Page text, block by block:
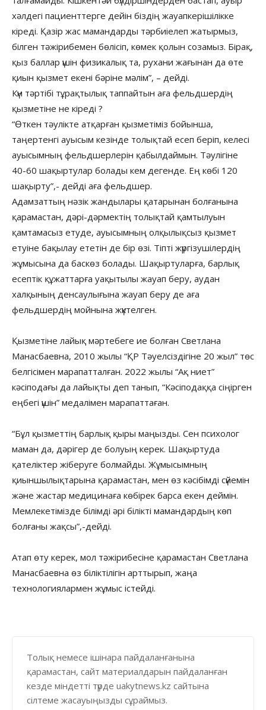
хәлдегі пациенттерге дейін біздің жауапкерішілікке
кіреді. Қазір жас мамандарды тәрбиіелеп жатырмыз,
білген тәжірибемен бөлісіп, көмек қолын созамыз. Бірақ,
қыз баллар үшін физикалық та, рухани жағынан да өте
қиын қызмет екені бәріне мәлім”, – дейді.
Күн тәртібі тұрақтылық таппайтын аға фельдшердің
қызметіне не кіреді ?
“Өткен тәулікте атқарған қызметіміз бойынша,
таңертенгі ауысым кезінде толықтай есеп беріп, келесі
ауысымның фельдшерлерін қабылдаймын. Тәулігіне
40-60 шақыртулар болады кем дегенде. Ең көбі 120
шақырту”,- дейді аға фельдшер.
Адамзаттың нәзік жандылары қатарынан болғанына
қарамастан, дәрі-дәрмектің толықтай қамтылуын
қамтамасыз етуде, ауысымның олқылықсыз қызмет
етуіне бақылау ететін де бір өзі. Тіпті жүргізушілердің
жұмысына да баскөз болады. Шақыртуларға, барлық
есептік құжаттарға уақытылы жауап беру, аудан
халқының денсаулығына жауап беру де аға
фельдшердің мойнына жүктелген.
Қызметіне лайық мәртебеге ие болған Светлана
Манасбаевна, 2010 жылы “ҚР Тәуелсіздігіне 20 жыл” төс
белгісімен марапатталған. 2022 жылы “Ақ ниет”
кәсіподағы да лайықты деп танып, “Кәсіподаққа сіңірген
еңбегі үшін” медалімен марапаттаған.
“Бұл қызметтің барлық қыры маңызды. Сен психолог
маман да, дәрігер де болуың керек. Шақыртуда
қателіктер жіберуге болмайды. Жұмысымның
қиыншылықтарына қарамастан, мен өз кәсібімді сүйемін
және жастар медицинаға көбірек барса екен деймін.
Мемлекетімізде білімді әрі білікті мамандардың көп
болғаны жақсы”,-дейді.
Атап өту керек, мол тәжірибесіне қарамастан Светлана
Манасбаевна өз біліктілігін арттырып, жаңа
технологиялармен жұмыс істейді.
Толық немесе ішінара пайдаланғанына
қарамастан, сайт материалдарын пайдаланған
кезде міндетті түрде uakytnews.kz сайтына
сілтеме жасауыңызды сұраймыз.